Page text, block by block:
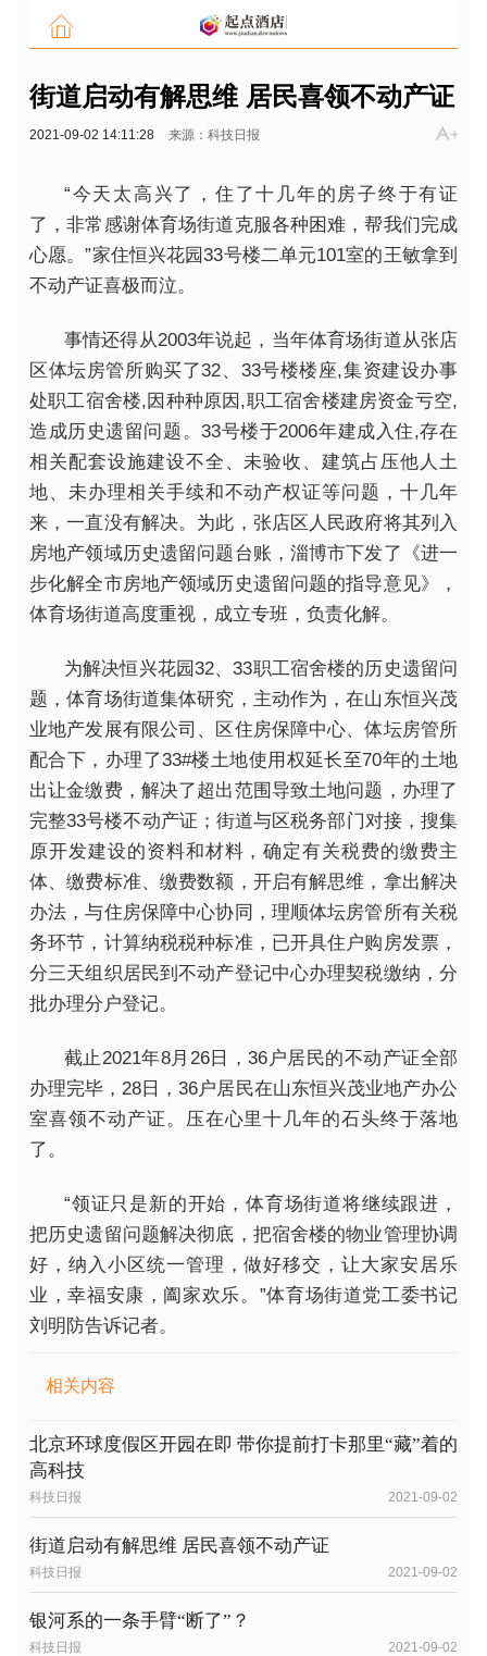
街道启动有解思维 居民喜领不动产证
2021-09-02 14:11:28 来源：科技日报
“今天太高兴了，住了十几年的房子终于有证
了，非常感谢体育场街道克服各种困难，帮我们完成
心愿。”家住恒兴花园33号楼二单元101室的王敏拿到
不动产证喜极而泣。
事情还得从2003年说起，当年体育场街道从张店
区体坛房管所购买了32、33号楼楼座,集资建设办事
处职工宿舍楼,因种种原因,职工宿舍楼建房资金亏空,
造成历史遗留问题。33号楼于2006年建成入住,存在
相关配套设施建设不全、未验收、建筑占压他人土
地、未办理相关手续和不动产权证等问题，十几年
来，一直没有解决。为此，张店区人民政府将其列入
房地产领域历史遗留问题台账，淄博市下发了《进一
步化解全市房地产领域历史遗留问题的指导意见》，
体育场街道高度重视，成立专班，负责化解。
为解决恒兴花园32、33职工宿舍楼的历史遗留问
题，体育场街道集体研究，主动作为，在山东恒兴茂
业地产发展有限公司、区住房保障中心、体坛房管所
配合下，办理了33#楼土地使用权延长至70年的土地
出让金缴费，解决了超出范围导致土地问题，办理了
完整33号楼不动产证；街道与区税务部门对接，搜集
原开发建设的资料和材料，确定有关税费的缴费主
体、缴费标准、缴费数额，开启有解思维，拿出解决
办法，与住房保障中心协同，理顺体坛房管所有关税
务环节，计算纳税税种标准，已开具住户购房发票，
分三天组织居民到不动产登记中心办理契税缴纳，分
批办理分户登记。
截止2021年8月26日，36户居民的不动产证全部
办理完毕，28日，36户居民在山东恒兴茂业地产办公
室喜领不动产证。压在心里十几年的石头终于落地
了。
“领证只是新的开始，体育场街道将继续跟进，
把历史遗留问题解决彻底，把宿舍楼的物业管理协调
好，纳入小区统一管理，做好移交，让大家安居乐
业，幸福安康，阖家欢乐。”体育场街道党工委书记
刘明防告诉记者。
相关内容
北京环球度假区开园在即 带你提前打卡那里“藏”着的
高科技
科技日报 2021-09-02
街道启动有解思维 居民喜领不动产证
科技日报 2021-09-02
银河系的一条手臂“断了”？
科技日报 2021-09-02